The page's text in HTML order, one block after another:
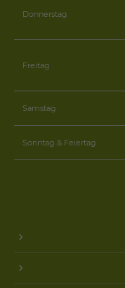
Donnerstag
Freitag
Samstag
Sonntag & Feiertag